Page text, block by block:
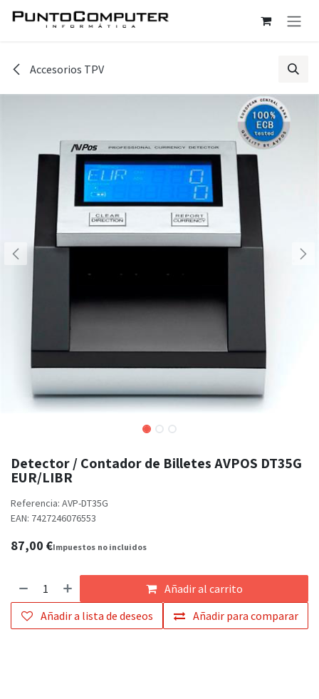
Ir al contenido
Accesorios TPV
Detector / Contador de Billetes AVPOS DT35G
EUR/LIBR
Referencia: AVP-DT35G
EAN: 7427246076553
87,00 €Impuestos no incluidos
Añadir al carrito
Añadir para comparar
Añadir a lista de deseos